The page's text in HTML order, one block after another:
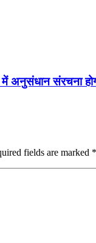
में अनुसंधान संरचना
fields are marked *